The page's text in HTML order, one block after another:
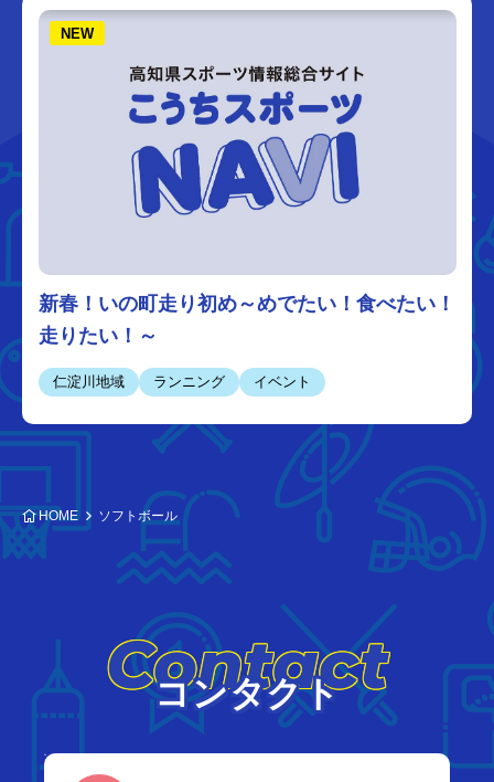
NEW
新春！いの町走り初め～めでたい！食べたい！
走りたい！～
仁淀川地域 ランニング イベント
HOME ソフトボール
Contact
コンタクト